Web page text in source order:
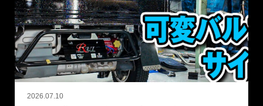
2026.07.10